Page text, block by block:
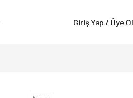
Giriş Yap / Üye Ol